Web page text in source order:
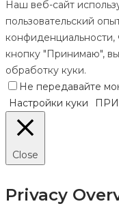
Наш веб-сайт
пользовательский
кнопку "Принимаю",
обработку куки.
Не передавайте
Настройки куки
Close
Privacy